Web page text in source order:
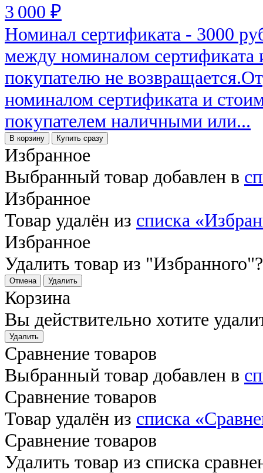
3 000 ₽
Номинал сертификата - 3000
между номиналом сертификата
покупателю не
номиналом сертификата и
покупателем наличными или...
В корзину Купить сразу
Избранное
Выбранный товар добавлен в
Избранное
Товар удалён из списка
Избранное
Удалить товар из "Избранного"?
Отмена Удалить
Корзина
Вы действительно хотите
Удалить
Сравнение товаров
Выбранный товар добавлен в
Сравнение товаров
Товар удалён из списка
Сравнение товаров
Удалить товар из списка